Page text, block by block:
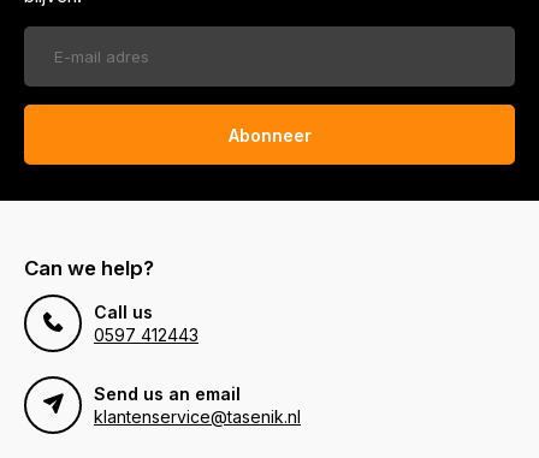
Abonneer
Can we help?
Call us
0597 412443
Send us an email
klantenservice@tasenik.nl